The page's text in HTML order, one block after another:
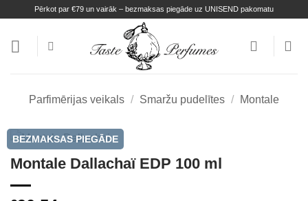
content
Pērkot par €79 un vairāk – bezmaksas piegāde uz UNISEND pakomatu
Parfimērijas veikals / Smaržu pudelītes / Montale
BEZMAKSAS PIEGĀDE
Montale Dallachaï EDP 100 ml